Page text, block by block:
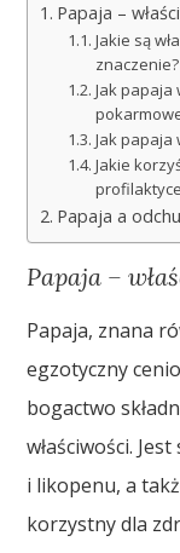
Papaja –
Jakie są
znaczenie?
Jak papaja
Jak papaja
Jakie
Papaja a
Papaja –
Papaja, znana
egzotyczny
bogactwo
właściwości.
i likopenu, a
korzystny dla